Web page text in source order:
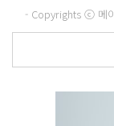
- Copyrights ⓒ 메